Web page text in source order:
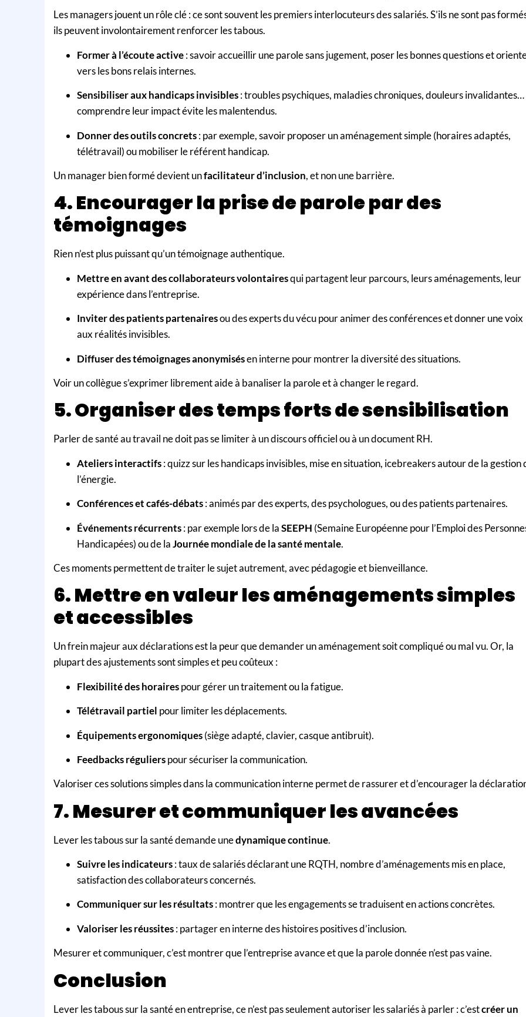
Les managers jouent un rôle clé : ce sont souvent les premiers interlocuteurs des salariés. S’ils ne sont pas
ils peuvent involontairement renforcer les tabous.
Former à l’écoute active: savoir accueillir une parole sans jugement, poser les bonnes questions et
vers les bons relais internes.
Sensibiliser aux handicaps invisibles: troubles psychiques, maladies chroniques, douleurs invalidantes…
comprendre leur impact évite les malentendus.
Donner des outils concrets: par exemple, savoir proposer un aménagement simple (horaires adaptés,
télétravail) ou mobiliser le référent handicap.
Un manager bien formé devient unfacilitateur d’inclusion, et non une barrière.
4. Encourager la prise de parole par des
témoignages
Rien n’est plus puissant qu’un témoignage authentique.
Mettre en avant des collaborateurs volontairesqui partagent leur parcours, leurs aménagements, leur
expérience dans l’entreprise.
Inviter des patients partenairesou des experts du vécu pour animer des conférences et donner une voix
aux réalités invisibles.
Diffuser des témoignages anonymisésen interne pour montrer la diversité des situations.
Voir un collègue s’exprimer librement aide à banaliser la parole et à changer le regard.
5. Organiser des temps forts de sensibilisation
Parler de santé au travail ne doit pas se limiter à un discours officiel ou à un document RH.
Ateliers interactifs: quizz sur les handicaps invisibles, mise en situation, icebreakers autour de la gestion
l’énergie.
Conférences et cafés-débats: animés par des experts, des psychologues, ou des patients partenaires.
Événements récurrents: par exemple lors de laSEEPH (Semaine Européenne pour l’Emploi des
Handicapées) ou de laJournée mondiale de la santé mentale.
Ces moments permettent de traiter le sujet autrement, avec pédagogie et bienveillance.
6. Mettre en valeur les aménagements simples
et accessibles
Un frein majeur aux déclarations est la peur que demander un aménagement soit compliqué ou mal vu. Or, la
plupart des ajustements sont simples et peu coûteux :
Flexibilité des horairespour gérer un traitement ou la fatigue.
Télétravail partiel pour limiter les déplacements.
Équipements ergonomiques(siège adapté, clavier, casque antibruit).
Feedbacks régulierspour sécuriser la communication.
Valoriser ces solutions simples dans la communication interne permet de rassurer et d’encourager la
7. Mesurer et communiquer les avancées
Lever les tabous sur la santé demande unedynamique continue.
Suivre les indicateurs: taux de salariés déclarant une RQTH, nombre d’aménagements mis en place,
satisfaction des collaborateurs concernés.
Communiquer sur les résultats: montrer que les engagements se traduisent en actions concrètes.
Valoriser les réussites: partager en interne des histoires positives d’inclusion.
Mesurer et communiquer, c’est montrer que l’entreprise avance et que la parole donnée n’est pas vaine.
Conclusion
Lever les tabous sur la santé en entreprise, ce n’est pas seulement autoriser les salariés à parler : c’estcréer un